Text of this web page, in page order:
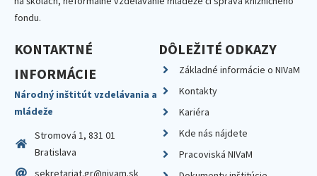
fondu.
KONTAKTNÉ
INFORMÁCIE
Národný inštitút vzdelávania a
mládeže
Stromová 1, 831 01
Bratislava
sekretariat.gr@nivam.sk
DÔLEŽITÉ ODKAZY
Základné informácie o NIVaM
Kontakty
Kariéra
Kde nás nájdete
Pracoviská NIVaM